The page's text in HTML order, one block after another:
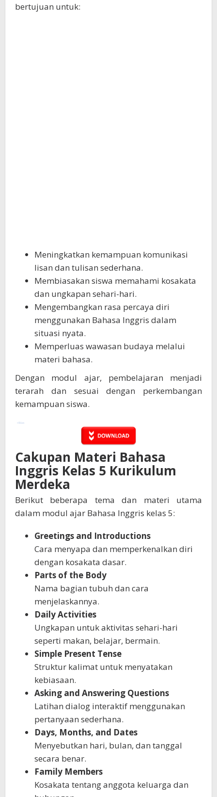
bertujuan untuk:
Meningkatkan kemampuan komunikasi
lisan dan tulisan sederhana.
Membiasakan siswa memahami kosakata
dan ungkapan sehari-hari.
Mengembangkan rasa percaya diri
menggunakan Bahasa Inggris dalam
situasi nyata.
Memperluas wawasan budaya melalui
materi bahasa.
Dengan modul ajar, pembelajaran menjadi
terarah dan sesuai dengan perkembangan
kemampuan siswa.
Cakupan Materi Bahasa
Inggris Kelas 5 Kurikulum
Merdeka
Berikut beberapa tema dan materi utama
dalam modul ajar Bahasa Inggris kelas 5:
Greetings and Introductions
Cara menyapa dan memperkenalkan diri
dengan kosakata dasar.
Parts of the Body
Nama bagian tubuh dan cara
menjelaskannya.
Daily Activities
Ungkapan untuk aktivitas sehari-hari
seperti makan, belajar, bermain.
Simple Present Tense
Struktur kalimat untuk menyatakan
kebiasaan.
Asking and Answering Questions
Latihan dialog interaktif menggunakan
pertanyaan sederhana.
Days, Months, and Dates
Menyebutkan hari, bulan, dan tanggal
secara benar.
Family Members
Kosakata tentang anggota keluarga dan